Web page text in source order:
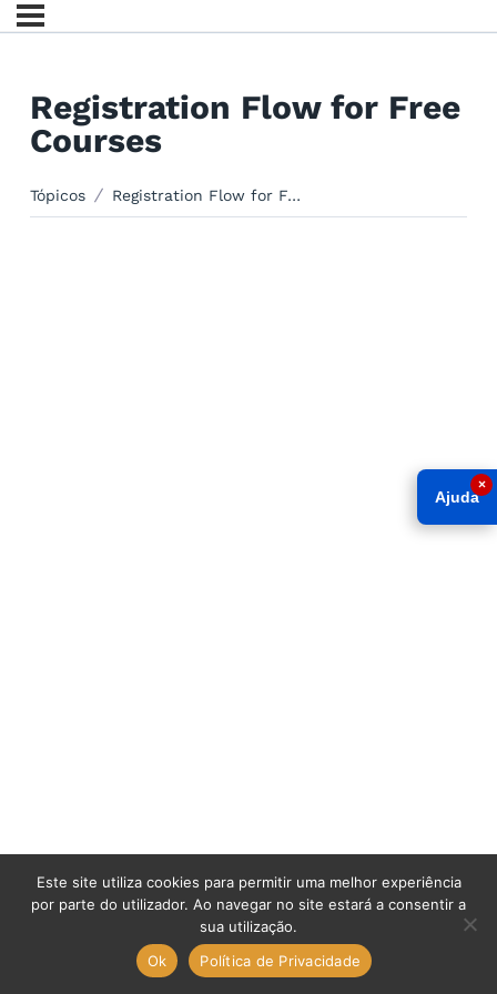
Registration Flow for Free
Courses
Tópicos Registration Flow for Free Courses
Ajuda
×
Este site utiliza cookies para permitir uma melhor experiência
por parte do utilizador. Ao navegar no site estará a consentir a
sua utilização.
Ok
Política de Privacidade